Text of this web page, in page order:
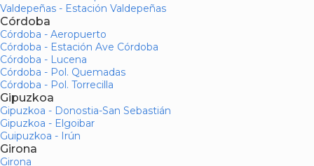
Valdepeñas - Estación Valdepeñas
Córdoba
Córdoba - Aeropuerto
Córdoba - Estación Ave Córdoba
Córdoba - Lucena
Córdoba - Pol. Quemadas
Córdoba - Pol. Torrecilla
Gipuzkoa
Gipuzkoa - Donostia-San Sebastián
Gipuzkoa - Elgoibar
Guipuzkoa - Irún
Girona
Girona